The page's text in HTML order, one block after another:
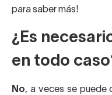
para saber más!
¿Es
en todo
No, a veces se puede